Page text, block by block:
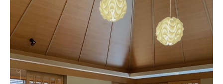
フラッグシップストア
0965-52-0323
熊本店
096-274-8175
Arv
0965-45-9282